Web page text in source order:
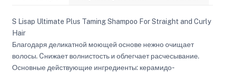
S Lisap Ultimate Plus Taming Shampoo For Straight and Curly
Hair
Благодаря деликатной моющей основе нежно очищает
волосы. Cнижает волнистость и облегчает расчесывание.
Основные действующие ингредиенты: керамидо-